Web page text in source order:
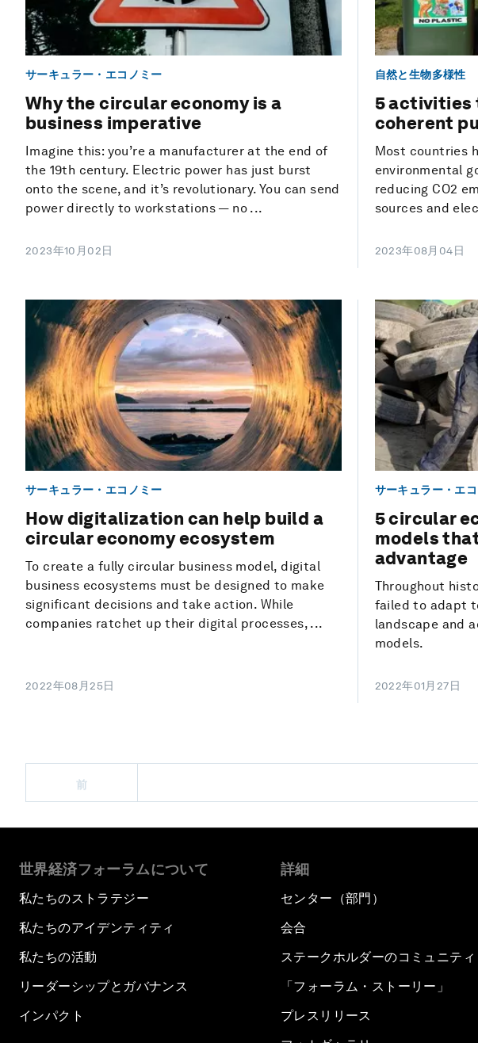
サーキュラー・エコノミー
Why the circular economy is a
business imperative
Imagine this: you’re a manufacturer at the end of
the 19th century. Electric power has just burst
onto the scene, and it’s revolutionary. You can send
power directly to workstations — no ...
2023年10月02日
自然と生物多様性
5 activities
coherent
Most countries
environmental
reducing CO2
sources and
2023年08月04日
サーキュラー・エコノミー
How digitalization can help build a
circular economy ecosystem
To create a fully circular business model, digital
business ecosystems must be designed to make
significant decisions and take action. While
companies ratchet up their digital processes, ...
2022年08月25日
サーキュラー・エ
5 circular
models
advantage
Throughout
failed to adapt
landscape and
models.
2022年01月27日
前
世界経済フォーラムについて
私たちのストラテジー
私たちのアイデンティティ
私たちの活動
リーダーシップとガバナンス
インパクト
詳細
センター（部門）
会合
ステークホルダーのコミュニティ
「フォーラム・ストーリー」
プレスリリース